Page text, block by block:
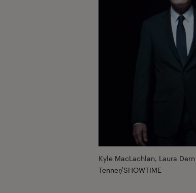
Kyle MacLachlan, Laura
Tenner/SHOWTIME